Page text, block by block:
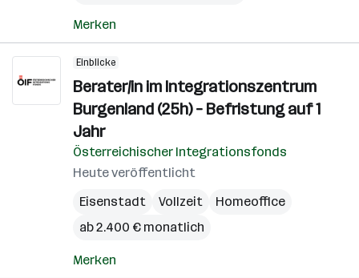
Merken
Einblicke
Berater/in im Integrationszentrum
Burgenland (25h) – Befristung auf 1
Jahr
Österreichischer Integrationsfonds
Heute veröffentlicht
Eisenstadt
Vollzeit
Homeoffice
ab 2.400 € monatlich
Merken